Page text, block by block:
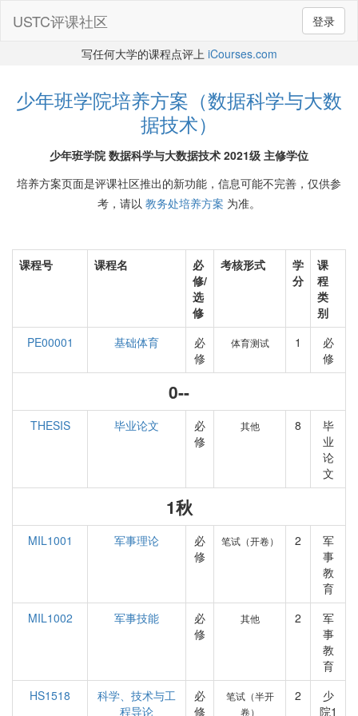
登录
USTC评课社区
写任何大学的课程点评上 iCourses.com
少年班学院培养方案（数据科学与大数
据技术）
少年班学院 数据科学与大数据技术 2021级 主修学位
培养方案页面是评课社区推出的新功能，信息可能不完善，仅供参
考，请以 教务处培养方案 为准。
课程号 课程名
必
修/
选
修
考核形式
学
分
课
程
类
别
PE00001
基础体育
必
修
体育测试 1
必
修
0--
THESIS 毕业论文
必
修
其他 8
毕
业
论
文
1秋
MIL1001 军事理论
必
修
笔试（开卷） 2
军
事
教
育
MIL1002
军事技能
必
修
其他 2
军
事
教
育
HS1518
科学、技术与工
程导论
必
修
笔试（半开
卷）
2
少
院1